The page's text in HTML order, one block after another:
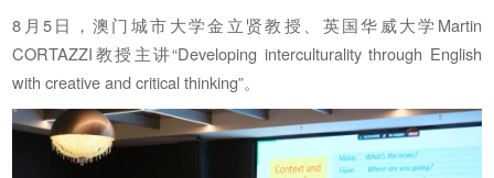
8月5日，澳门城市大学金立贤教授、英国华威大学Martin
CORTAZZI教授主讲“Developing interculturality through English
with creative and critical thinking”。